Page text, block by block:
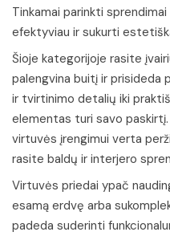
Tinkamai parinkti
efektyviau ir sukurti
Šioje kategorijoje rasite
palengvina buitį ir prisideda
ir tvirtinimo detalių iki
elementas turi savo
virtuvės įrengimui verta
rasite baldų ir interjero
Virtuvės priedai ypač
esamą erdvę arba
padeda suderinti